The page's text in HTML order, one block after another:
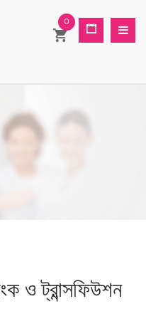
0
ও ট্রান্সফিউশন